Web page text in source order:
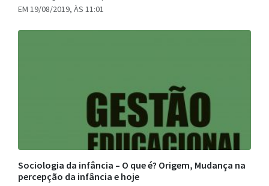
EM 19/08/2019, ÀS 11:01
Sociologia da infância – O que é? Origem, Mudança na
percepção da infância e hoje